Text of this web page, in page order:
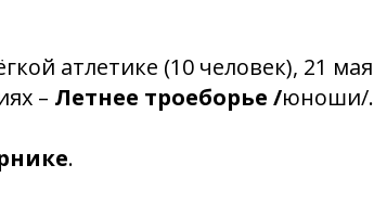
атлетике (10 человек), 21 мая
– Летнее троеборье /юноши/.
.